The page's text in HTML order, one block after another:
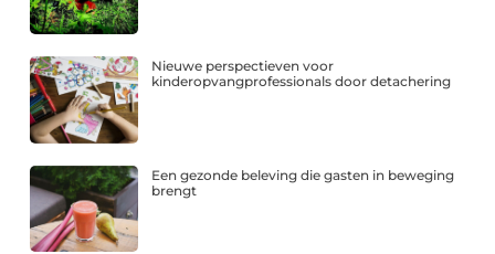
Nieuwe perspectieven voor
kinderopvangprofessionals door detachering
Een gezonde beleving die gasten in beweging
brengt